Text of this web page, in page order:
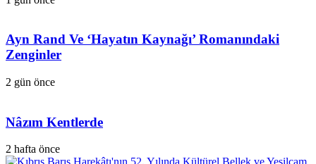
Ayn Rand Ve ‘Hayatın Kaynağı’ Romanındaki
Zenginler
2 gün önce
Nâzım Kentlerde
2 hafta önce